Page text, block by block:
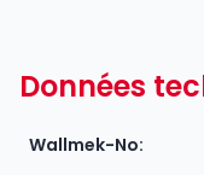
Données
Wallmek-No: